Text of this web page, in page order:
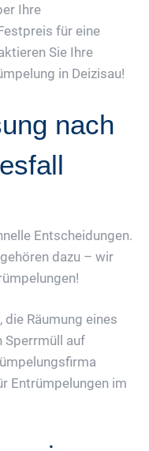
Ihre
für eine
Sie Ihre
in Deizisau!
nach
Entscheidungen.
dazu – wir
die Räumung eines
Sperrmüll auf
Entrümpelungen im